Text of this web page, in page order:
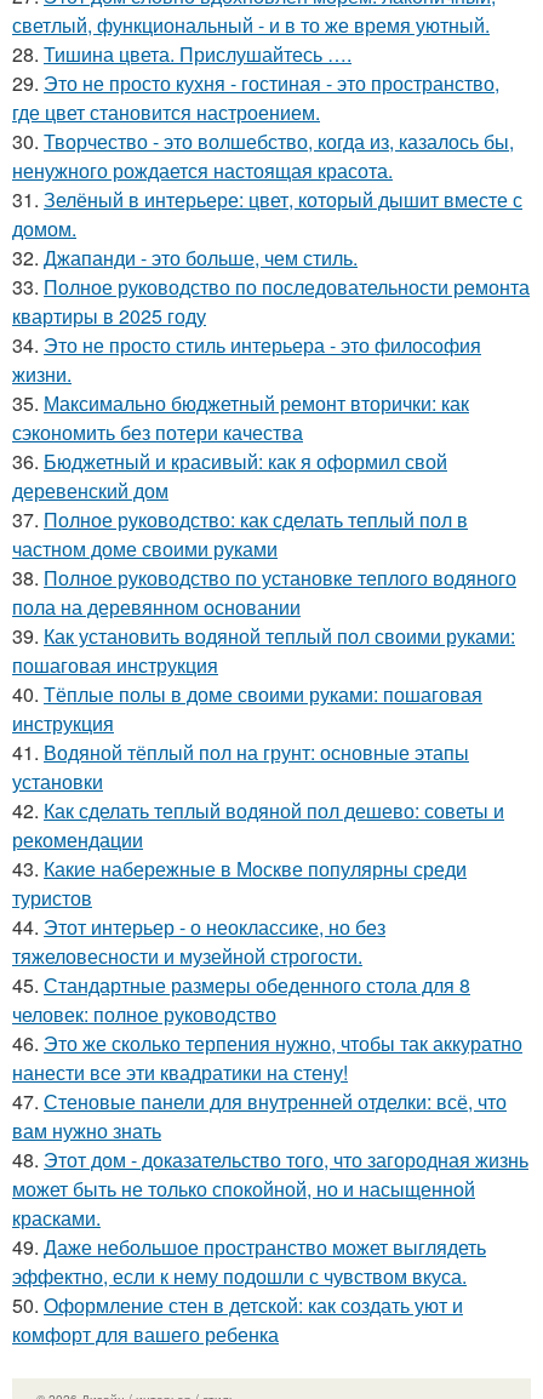
светлый, функциональный - и в то же время уютный.
28. Тишина цвета. Прислушайтесь ….
29. Это не просто кухня - гостиная - это пространство,
где цвет становится настроением.
30. Творчество - это волшебство, когда из, казалось бы,
ненужного рождается настоящая красота.
31. Зелёный в интерьере: цвет, который дышит вместе с
домом.
32. Джапанди - это больше, чем стиль.
33. Полное руководство по последовательности ремонта
квартиры в 2025 году
34. Это не просто стиль интерьера - это философия
жизни.
35. Максимально бюджетный ремонт вторички: как
сэкономить без потери качества
36. Бюджетный и красивый: как я оформил свой
деревенский дом
37. Полное руководство: как сделать теплый пол в
частном доме своими руками
38. Полное руководство по установке теплого водяного
пола на деревянном основании
39. Как установить водяной теплый пол своими руками:
пошаговая инструкция
40. Тёплые полы в доме своими руками: пошаговая
инструкция
41. Водяной тёплый пол на грунт: основные этапы
установки
42. Как сделать теплый водяной пол дешево: советы и
рекомендации
43. Какие набережные в Москве популярны среди
туристов
44. Этот интерьер - о неоклассике, но без
тяжеловесности и музейной строгости.
45. Стандартные размеры обеденного стола для 8
человек: полное руководство
46. Это же сколько терпения нужно, чтобы так аккуратно
нанести все эти квадратики на стену!
47. Стеновые панели для внутренней отделки: всё, что
вам нужно знать
48. Этот дом - доказательство того, что загородная жизнь
может быть не только спокойной, но и насыщенной
красками.
49. Даже небольшое пространство может выглядеть
эффектно, если к нему подошли с чувством вкуса.
50. Оформление стен в детской: как создать уют и
комфорт для вашего ребенка